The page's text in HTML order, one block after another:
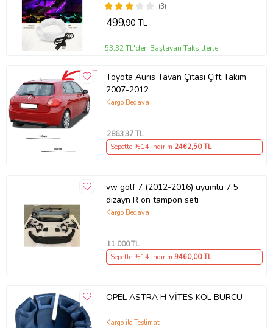
(3)
499,90 TL
53,32 TL'den Başlayan Taksitlerle
Toyota Auris Tavan Çıtası Çift Takım
2007-2012
Kargo Bedava
2863,37 TL
Sepette %14 İndirim 2462,50 TL
vw golf 7 (2012-2016) uyumlu 7.5
dizayn R ön tampon seti
Kargo Bedava
11.000TL
Sepette %14 İndirim 9460,00 TL
OPEL ASTRA H VİTES KOL BURCU
Kargo ile Teslimat